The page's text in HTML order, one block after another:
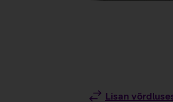
Lisan